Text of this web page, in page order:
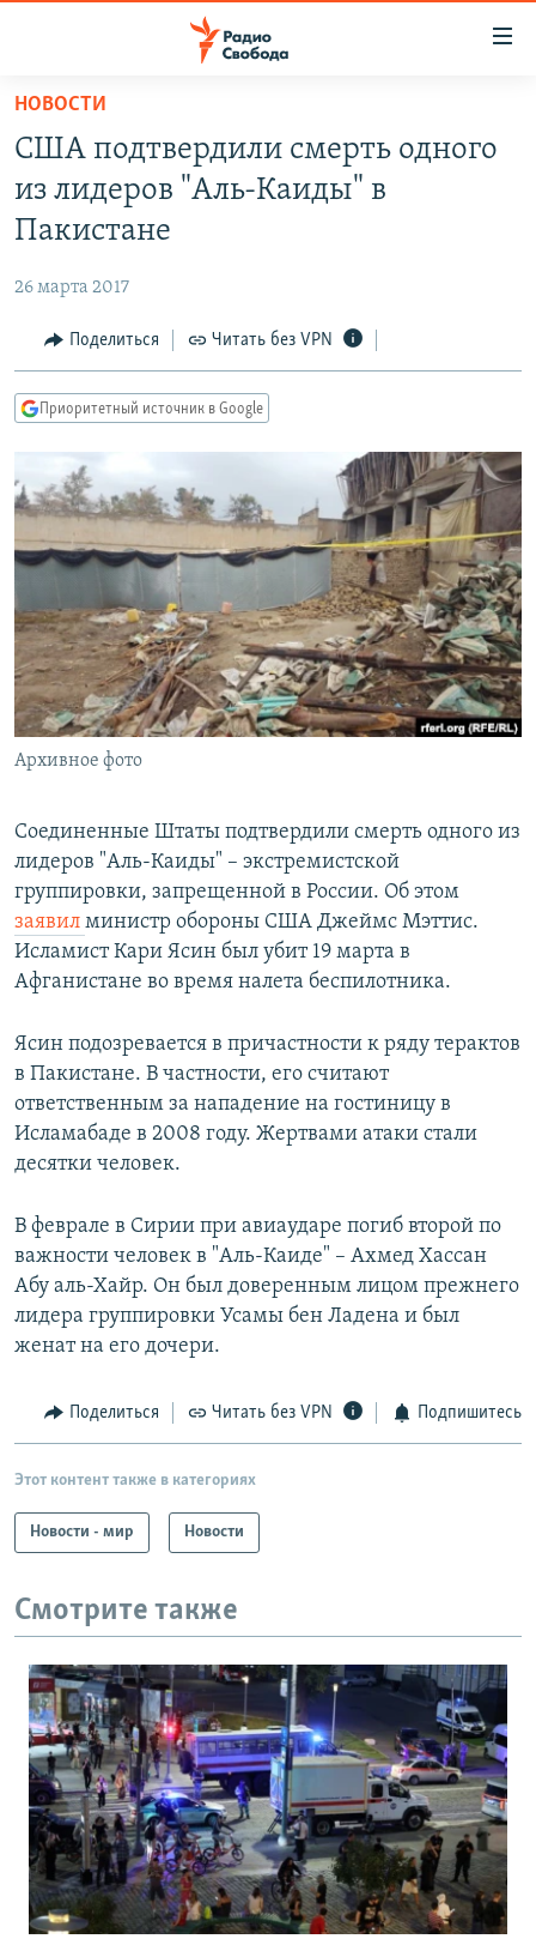
упрощенного
доступа
основному
Вернутся
Вернутся
поиску
ПОДКАСТЫ
АВТОРСКИЕ ПРОЕКТЫ
МНЕНИЯ
КУЛЬТУРА
КАВКАЗ.РЕАЛИИ
СЕВЕР.РЕАЛИИ
СИБИРЬ.РЕАЛИИ
РАСПИСАНИЕ ВЕЩАНИЯ
ПОДПИШИТЕСЬ НА РАССЫЛКУ
СОЦИАЛЬНЫЕ СЕТИ
Все сайты РСЕ/РС
НОВОСТИ
США подтвердили смерть одного
из лидеров "Аль-Каиды" в
Пакистане
26 марта 2017
Поделиться Читать без VPN
Приоритетный источник в Google
Архивное фото
Соединенные Штаты подтвердили смерть одного из
лидеров "Аль-Каиды" – экстремистской
группировки, запрещенной в России. Об этом
заявил министр обороны США Джеймс Мэттис.
Исламист Кари Ясин был убит 19 марта в
Афганистане во время налета беспилотника.
Ясин подозревается в причастности к ряду терактов
в Пакистане. В частности, его считают
ответственным за нападение на гостиницу в
Исламабаде в 2008 году. Жертвами атаки стали
десятки человек.
В феврале в Сирии при авиаударе погиб второй по
важности человек в "Аль-Каиде" – Ахмед Хассан
Абу аль-Хайр. Он был доверенным лицом прежнего
лидера группировки Усамы бен Ладена и был
женат на его дочери.
Поделиться Читать без VPN Подпишитесь
Этот контент также в категориях
Новости - мир Новости
Смотрите также